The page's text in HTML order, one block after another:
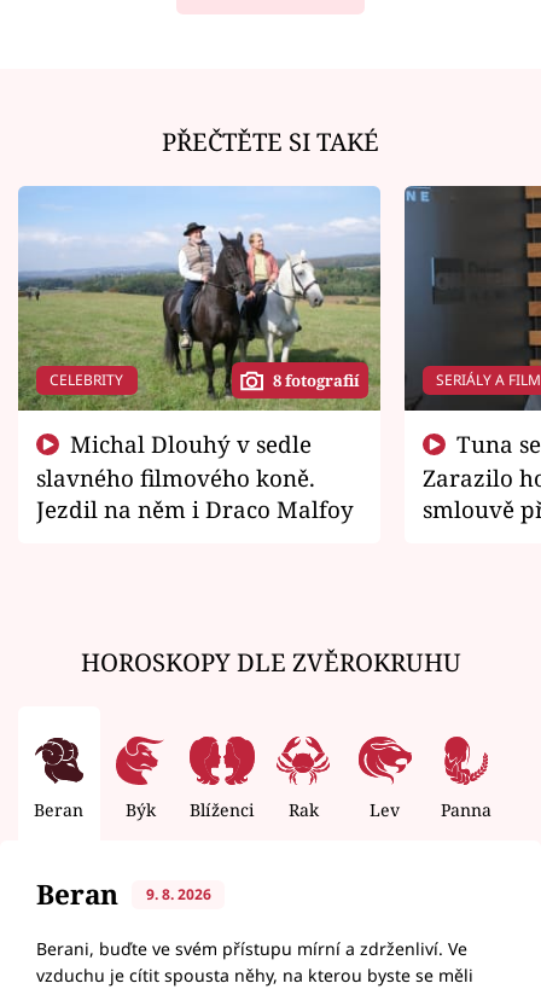
PŘEČTĚTE SI TAKÉ
CELEBRITY 8 fotografií
slavného filmového koně.
Jezdil na něm i Draco Malfoy
SERIÁLY A
Zarazilo
smlouvě
HOROSKOPY DLE ZVĚROKRUHU
Beran Býk Blíženci Rak Lev Panna
Beran 9. 8. 2026
Berani, buďte ve svém přístupu mírní a zdrženliví. Ve
vzduchu je cítit spousta něhy, na kterou byste se měli